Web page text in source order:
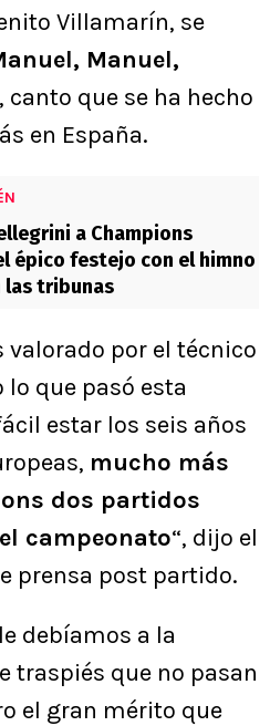
Villamarín, se
Manuel,
canto que se ha hecho
en España.
a Champions
épico festejo con el himno
las tribunas
valorado por el técnico
que pasó esta
estar los seis años
mucho más
dos partidos
campeonato“, dijo el
prensa post partido.
debíamos a la
traspiés que no pasan
el gran mérito que